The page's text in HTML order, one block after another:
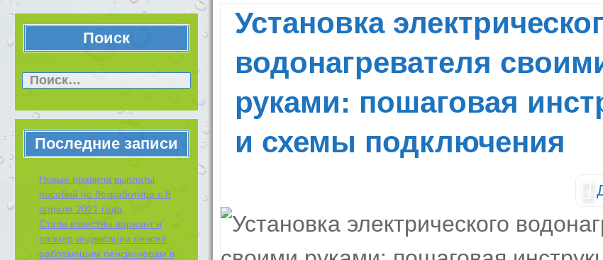
Поиск
Последние записи
Новые правила выплаты
пособий по безработице с 8
апреля 2021 года
Стали известны вариант и
размер индексации пенсий
работающим пенсионерам в
Установка
водонагревателя
руками: пошаговая
и схемы подключения